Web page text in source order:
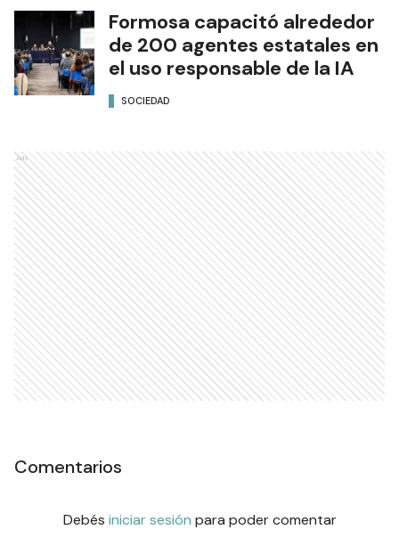
Formosa capacitó alrededor
de 200 agentes estatales en
el uso responsable de la IA
SOCIEDAD
Ads
Comentarios
Debés iniciar sesión para poder comentar